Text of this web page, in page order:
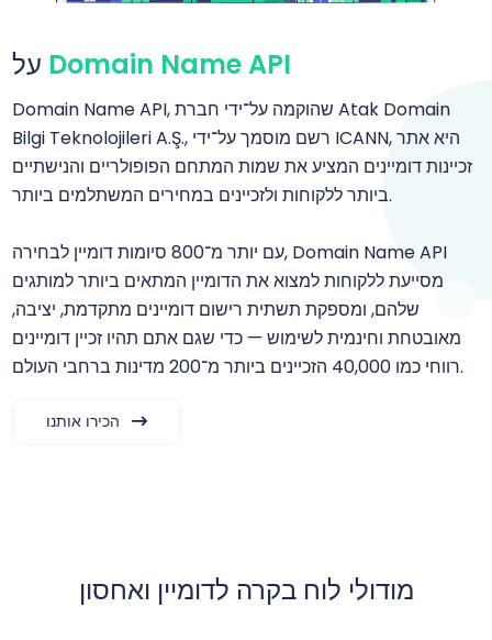
Domain Name API
Domain Name API, שהוקמה על־ידי חברת Atak Domain
Bilgi Teknolojileri A.Ş., רשם מוסמך על־ידי ICANN, היא אתר
זכיינות דומיינים המציע את שמות המתחם הפופולריים והנישתיים
ביותר ללקוחות ולזכיינים במחירים המשתלמים ביותר.
עם יותר מ־800 סיומות דומיין לבחירה, Domain Name API
מסייעת ללקוחות למצוא את הדומיין המתאים ביותר למותגים
שלהם, ומספקת תשתית רישום דומיינים מתקדמת, יציבה,
מאובטחת וחינמית לשימוש — כדי שגם אתם תהיו זכיין דומיינים
רווחי כמו 40,000 הזכיינים ביותר מ־200 מדינות ברחבי העולם.
מודולי לוח בקרה לדומיין ואחסון